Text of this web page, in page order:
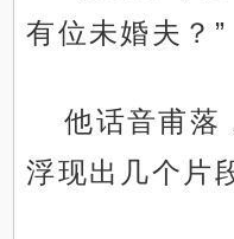
有位未婚夫？”
他话音甫落
浮现出几个片